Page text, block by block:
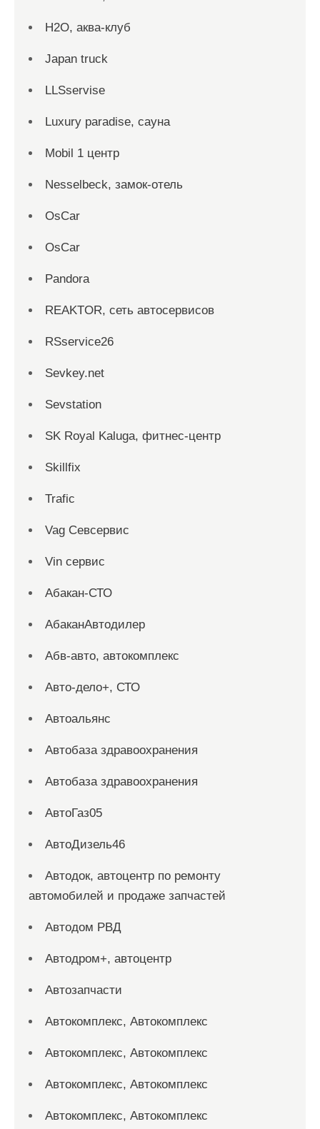
H2O, аква-клуб
Japan truck
LLSservise
Luxury paradise, сауна
Mobil 1 центр
Nesselbeck, замок-отель
OsCar
OsCar
Pandora
REAKTOR, сеть автосервисов
RSservice26
Sevkey.net
Sevstation
SK Royal Kaluga, фитнес-центр
Skillfix
Trafic
Vag Севсервис
Vin сервис
Абакан-СТО
АбаканАвтодилер
Абв-авто, автокомплекс
Авто-дело+, СТО
Автоальянс
Автобаза здравоохранения
Автобаза здравоохранения
АвтоГаз05
АвтоДизель46
Автодок, автоцентр по ремонту
автомобилей и продаже запчастей
Автодом РВД
Автодром+, автоцентр
Автозапчасти
Автокомплекс, Автокомплекс
Автокомплекс, Автокомплекс
Автокомплекс, Автокомплекс
Автокомплекс, Автокомплекс